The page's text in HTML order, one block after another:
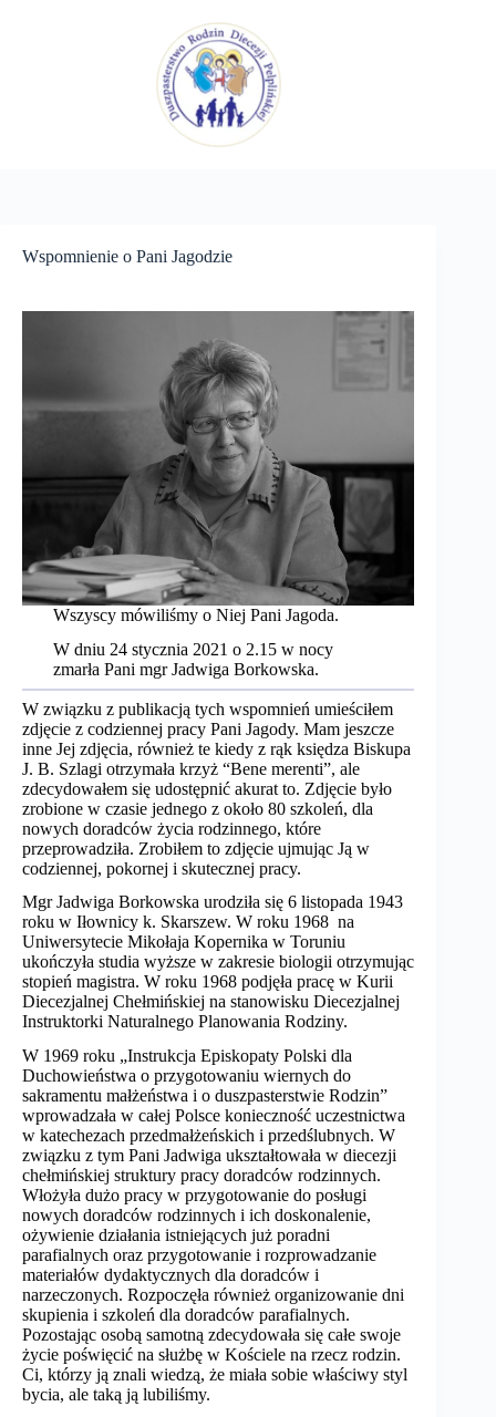
Wspomnienie o Pani Jagodzie
Wszyscy mówiliśmy o Niej Pani Jagoda.
W dniu 24 stycznia 2021 o 2.15 w nocy
zmarła Pani mgr Jadwiga Borkowska.
W związku z publikacją tych wspomnień umieściłem
zdjęcie z codziennej pracy Pani Jagody. Mam jeszcze
inne Jej zdjęcia, również te kiedy z rąk księdza Biskupa
J. B. Szlagi otrzymała krzyż “Bene merenti”, ale
zdecydowałem się udostępnić akurat to. Zdjęcie było
zrobione w czasie jednego z około 80 szkoleń, dla
nowych doradców życia rodzinnego, które
przeprowadziła. Zrobiłem to zdjęcie ujmując Ją w
codziennej, pokornej i skutecznej pracy.
Mgr Jadwiga Borkowska urodziła się 6 listopada 1943
roku w Iłownicy k. Skarszew. W roku 1968 na
Uniwersytecie Mikołaja Kopernika w Toruniu
ukończyła studia wyższe w zakresie biologii otrzymując
stopień magistra. W roku 1968 podjęła pracę w Kurii
Diecezjalnej Chełmińskiej na stanowisku Diecezjalnej
Instruktorki Naturalnego Planowania Rodziny.
W 1969 roku „Instrukcja Episkopaty Polski dla
Duchowieństwa o przygotowaniu wiernych do
sakramentu małżeństwa i o duszpasterstwie Rodzin”
wprowadzała w całej Polsce konieczność uczestnictwa
w katechezach przedmałżeńskich i przedślubnych. W
związku z tym Pani Jadwiga ukształtowała w diecezji
chełmińskiej struktury pracy doradców rodzinnych.
Włożyła dużo pracy w przygotowanie do posługi
nowych doradców rodzinnych i ich doskonalenie,
ożywienie działania istniejących już poradni
parafialnych oraz przygotowanie i rozprowadzanie
materiałów dydaktycznych dla doradców i
narzeczonych. Rozpoczęła również organizowanie dni
skupienia i szkoleń dla doradców parafialnych.
Pozostając osobą samotną zdecydowała się całe swoje
życie poświęcić na służbę w Kościele na rzecz rodzin.
Ci, którzy ją znali wiedzą, że miała sobie właściwy styl
bycia, ale taką ją lubiliśmy.